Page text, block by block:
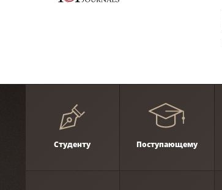
Студенту Поступающему